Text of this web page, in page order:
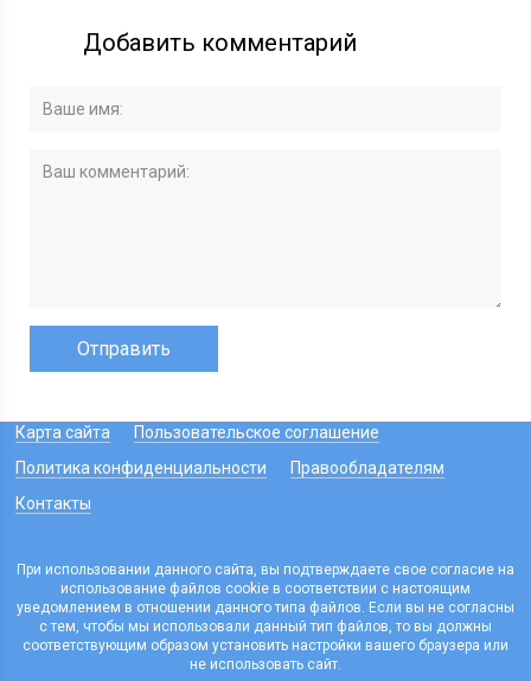
Добавить комментарий
Карта сайта
Пользовательское соглашение
Политика конфиденциальности
Правообладателям
Контакты
При использовании данного сайта, вы подтверждаете свое согласие на
использование файлов cookie в соответствии с настоящим
уведомлением в отношении данного типа файлов. Если вы не согласны
с тем, чтобы мы использовали данный тип файлов, то вы должны
соответствующим образом установить настройки вашего браузера или
не использовать сайт.